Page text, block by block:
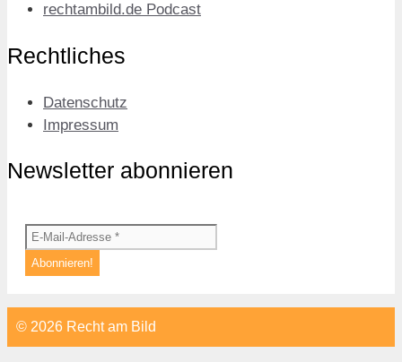
rechtambild.de Podcast
Rechtliches
Datenschutz
Impressum
Newsletter abonnieren
© 2026 Recht am Bild